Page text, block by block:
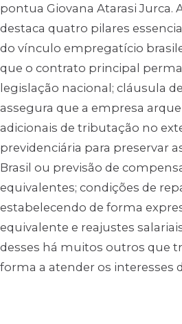
pontua Giovana Atarasi Jurca.
destaca quatro pilares
do vínculo empregatício
que o contrato principal
legislação nacional; cláusula
assegura que a empresa
adicionais de tributação no
previdenciária para preservar
Brasil ou previsão de
equivalentes; condições de
estabelecendo de forma
equivalente e reajustes
desses há muitos outros que
forma a atender os interesses